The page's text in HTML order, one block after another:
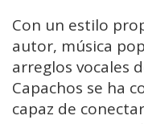
Con un estilo
autor, música
arreglos vocales
Capachos se ha
capaz de